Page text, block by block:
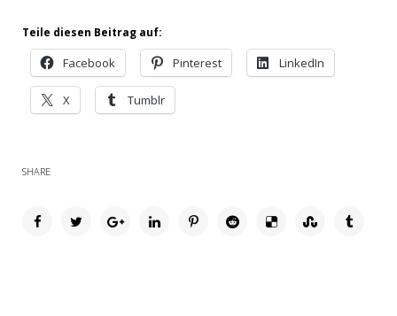
Teile diesen Beitrag auf:
Facebook Pinterest LinkedIn
X Tumblr
SHARE